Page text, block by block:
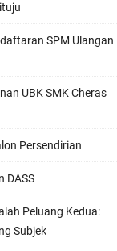
SPM Ulangan
UBK SMK Cheras
Persendirian
DASS
Peluang Kedua:
Subjek